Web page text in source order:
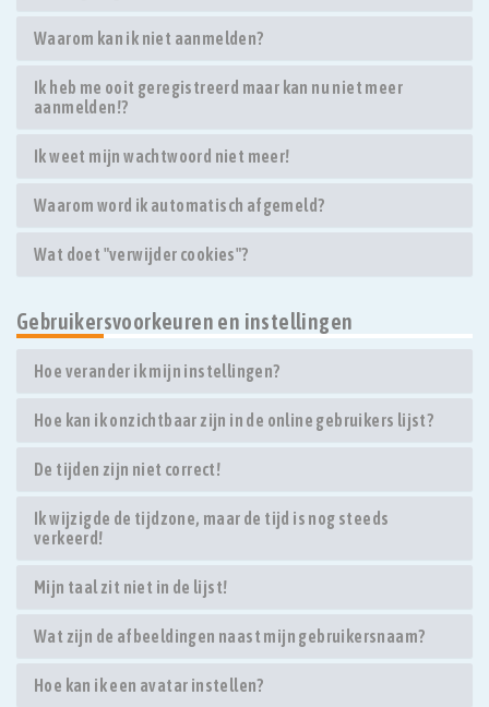
Waarom kan ik niet aanmelden?
Ik heb me ooit geregistreerd maar kan nu niet meer
aanmelden!?
Ik weet mijn wachtwoord niet meer!
Waarom word ik automatisch afgemeld?
Wat doet "verwijder cookies"?
Gebruikersvoorkeuren en instellingen
Hoe verander ik mijn instellingen?
Hoe kan ik onzichtbaar zijn in de online gebruikers lijst?
De tijden zijn niet correct!
Ik wijzigde de tijdzone, maar de tijd is nog steeds
verkeerd!
Mijn taal zit niet in de lijst!
Wat zijn de afbeeldingen naast mijn gebruikersnaam?
Hoe kan ik een avatar instellen?